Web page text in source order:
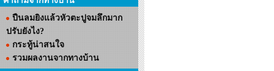
ปืนลมยิงแล้วหัวตะปูจมลึกมาก
ปรับยังไง?
กระทู้น่าสนใจ
รวมผลงานจากทางบ้าน